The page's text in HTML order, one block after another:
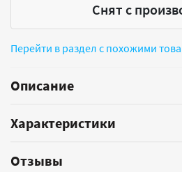
Снят с
Перейти в раздел с похожими
Описание
Характеристики
Отзывы